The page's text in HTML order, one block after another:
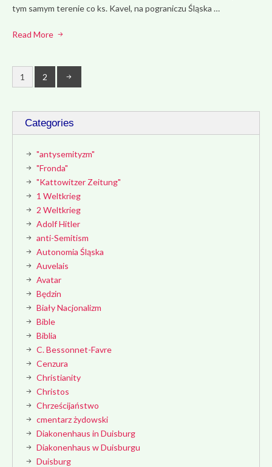
tym samym terenie co ks. Kavel, na pograniczu Śląska …
Read More
1 2
Categories
"antysemityzm"
"Fronda"
"Kattowitzer Zeitung"
1 Weltkrieg
2 Weltkrieg
Adolf Hitler
anti-Semitism
Autonomia Śląska
Auvelais
Avatar
Będzin
Biały Nacjonalizm
Bible
Biblia
C. Bessonnet-Favre
Cenzura
Christianity
Christos
Chrześcijaństwo
cmentarz żydowski
Diakonenhaus in Duisburg
Diakonenhaus w Duisburgu
Duisburg